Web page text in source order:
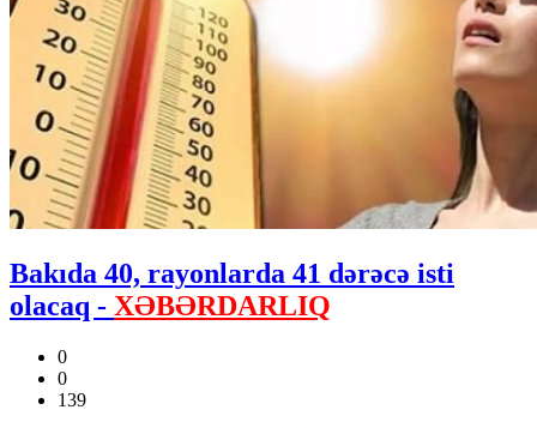
Bakıda 40, rayonlarda 41 dərəcə isti
olacaq - XƏBƏRDARLIQ
0
0
139